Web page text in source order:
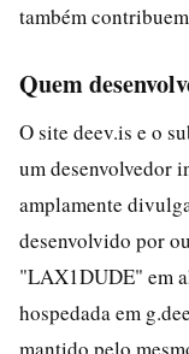
também
Quem
O site deev.is e o
um desenvolvedor
amplamente
desenvolvido por
"LAX1DUDE" em
hospedada em
mantido pelo